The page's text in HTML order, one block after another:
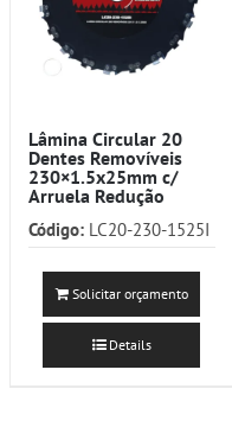
Lâmina Circular 20
Dentes Removíveis
230×1.5x25mm c/
Arruela Redução
Código:LC20-230-1525I
Solicitar orçamento
Details